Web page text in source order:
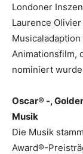
Londoner
Laurence
Animationsfilm,
nominiert
Oscar® -,
Musik
Die Musik
Award®-